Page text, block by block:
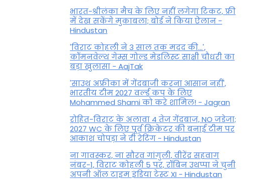
भारत-श्रीलंका मैच के लिए नहीं लगेगा टिकट, फ्री
में देख सकेंगे मुकाबला; बोर्ड ने किया ऐलान -
Hindustan
'विराट कोहली ने 3 साल तक मदद की...',
कॉमनवेल्थ गेम्स गोल्ड मेडलिस्ट साक्षी चौधरी का
बड़ा खुलासा - AajTak
'साउथ अफ्रीका में गेंदबाजी करना आसान नहीं',
भारतीय टीम 2027 वर्ल्‍ड कप के लिए
Mohammed Shami को करे शामिल! - Jagran
रोहित-विराट के अलावा 4 तेज गेंदबाज, NO जडेजा;
2027 WC के लिए पूर्व क्रिकेटर की बनाई टीम पर
आकाश चोपड़ा ने दी रेटिंग - Hindustan
ना गावस्कर, ना सौरव गांगुली, वीरेंद्र सहवाग
नंबर-1, विराट कोहली 5 पर, रॉबिन उथप्पा ने चुनी
अपनी ऑल टाइम इंडिया टेस्ट XI - Hindustan